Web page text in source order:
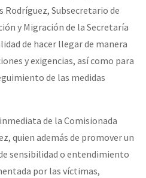
Rodríguez, Subsecretario de
y Migración de la Secretaría
de hacer llegar de manera
y exigencias, así como para
de las medidas
de la Comisionada
quien además de promover un
sensibilidad o entendimiento
por las víctimas,